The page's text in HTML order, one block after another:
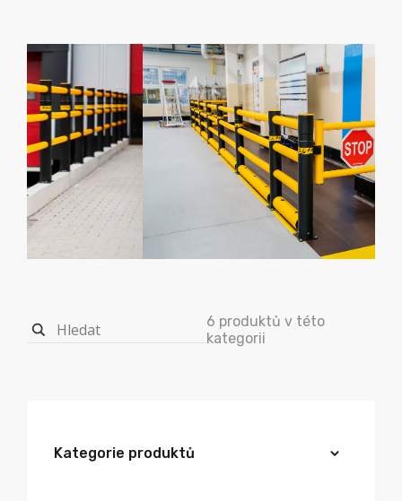
6 produktů v této
kategorii
Kategorie produktů